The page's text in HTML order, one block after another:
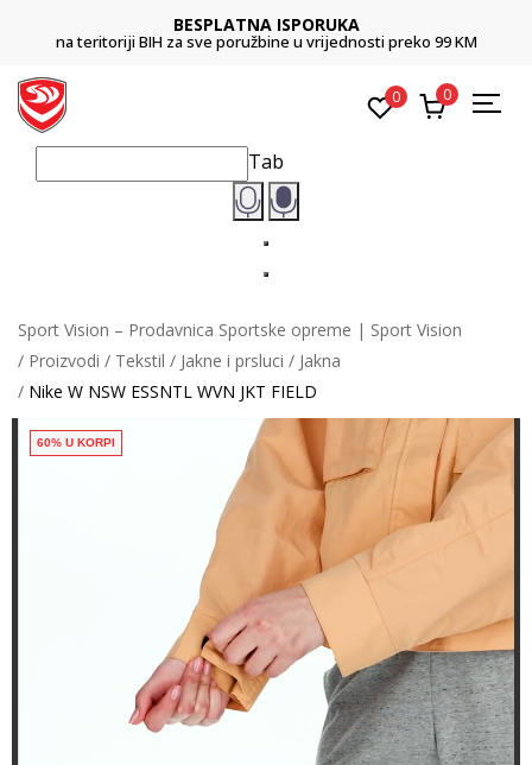
BESPLATNA ISPORUKA
na teritoriji BIH za sve poružbine u vrijednosti preko 99 KM
0 0
Tab
Sport Vision – Prodavnica Sportske opreme | Sport Vision
Proizvodi
Tekstil Jakne i prsluci
Jakna
Nike W NSW ESSNTL WVN JKT FIELD
60% U KORPI